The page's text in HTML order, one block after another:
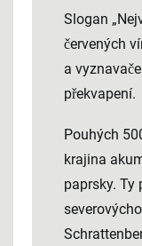
Slogan
červených
a
překvapení.
Pouhých
krajina
paprsky. Ty